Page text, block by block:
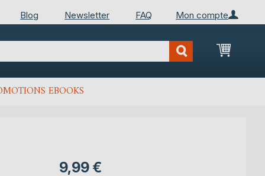
Mon compte
Blog Newsletter FAQ
Mon
EBOOKS
9,99 €